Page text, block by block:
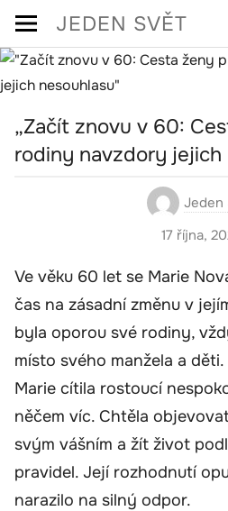
Skip
content
JEDEN SVĚT
„Začít znovu v 60:
rodiny navzdory jejich
Jeden
17 října,
Ve věku 60 let se Marie
čas na zásadní změnu v
byla oporou své rodiny,
místo svého manžela a
Marie cítila rostoucí
něčem víc. Chtěla
svým vášním a žít život
pravidel. Její rozhodnutí
narazilo na silný odpor.